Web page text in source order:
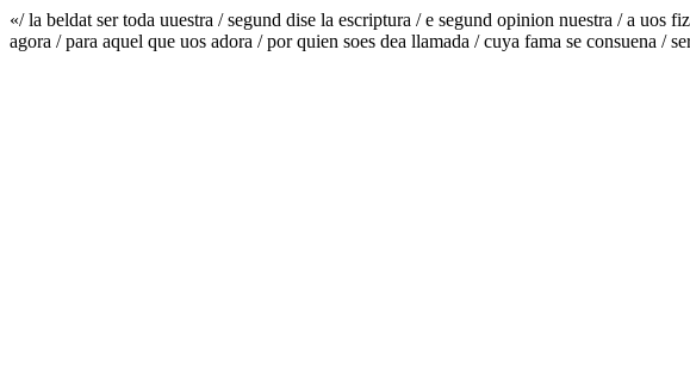
«/ la beldat ser toda uuestra / segund dise la escriptura / e segund opinion nuestra / a
agora / para aquel que uos adora / por quien soes dea llamada / cuya fama se consuena /